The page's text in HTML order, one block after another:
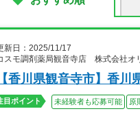
新日：2025/11/17
スモ調剤薬局観音寺店 株式会社オ
【香川県観音寺市】香
目ポイント 未経験者も応募可能 原